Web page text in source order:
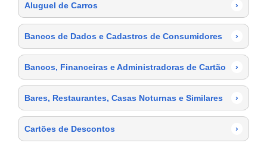
Aluguel de Carros ›
Bancos de Dados e Cadastros de Consumidores ›
Bancos, Financeiras e Administradoras de Cartão ›
Bares, Restaurantes, Casas Noturnas e Similares ›
Cartões de Descontos ›